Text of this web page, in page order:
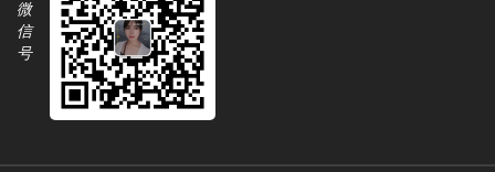
微
信
号